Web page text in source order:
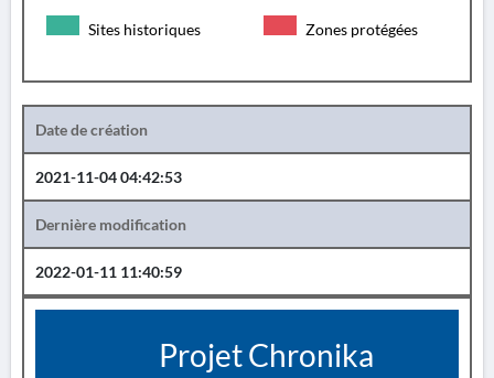
Sites historiques Zones protégées
Date de création
2021-11-04 04:42:53
Dernière modification
2022-01-11 11:40:59
Projet Chronika